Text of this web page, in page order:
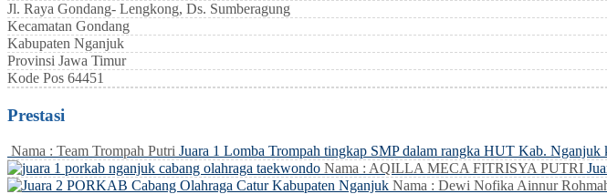
Jl. Raya Gondang- Lengkong, Ds. Sumberagung
Kecamatan Gondang
Kabupaten Nganjuk
Provinsi Jawa Timur
Kode Pos 64451
Prestasi
Nama : Team Trompah Putri Juara 1 Lomba Trompah tingkap SMP dalam rangka HUT Kab. Nganjuk
Nama : AQILLA MECA FITRISYA PUTRI
Nama : Dewi Nofika Ainnur